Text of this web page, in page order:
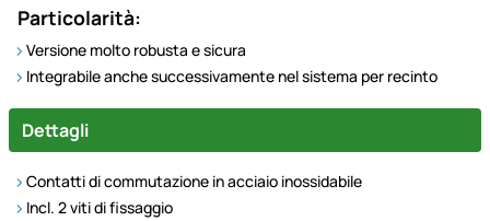
Particolarità:
Versione molto robusta e sicura
Integrabile anche successivamente nel sistema per recinto
Dettagli
Contatti di commutazione in acciaio inossidabile
Incl. 2 viti di fissaggio